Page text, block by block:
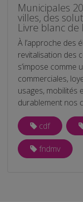
Municipales
villes, des
Livre blanc de
À l’approche des
revitalisation des
s’impose comme
commerciales,
usages, mobilités
durablement nos
cdf
fndmv